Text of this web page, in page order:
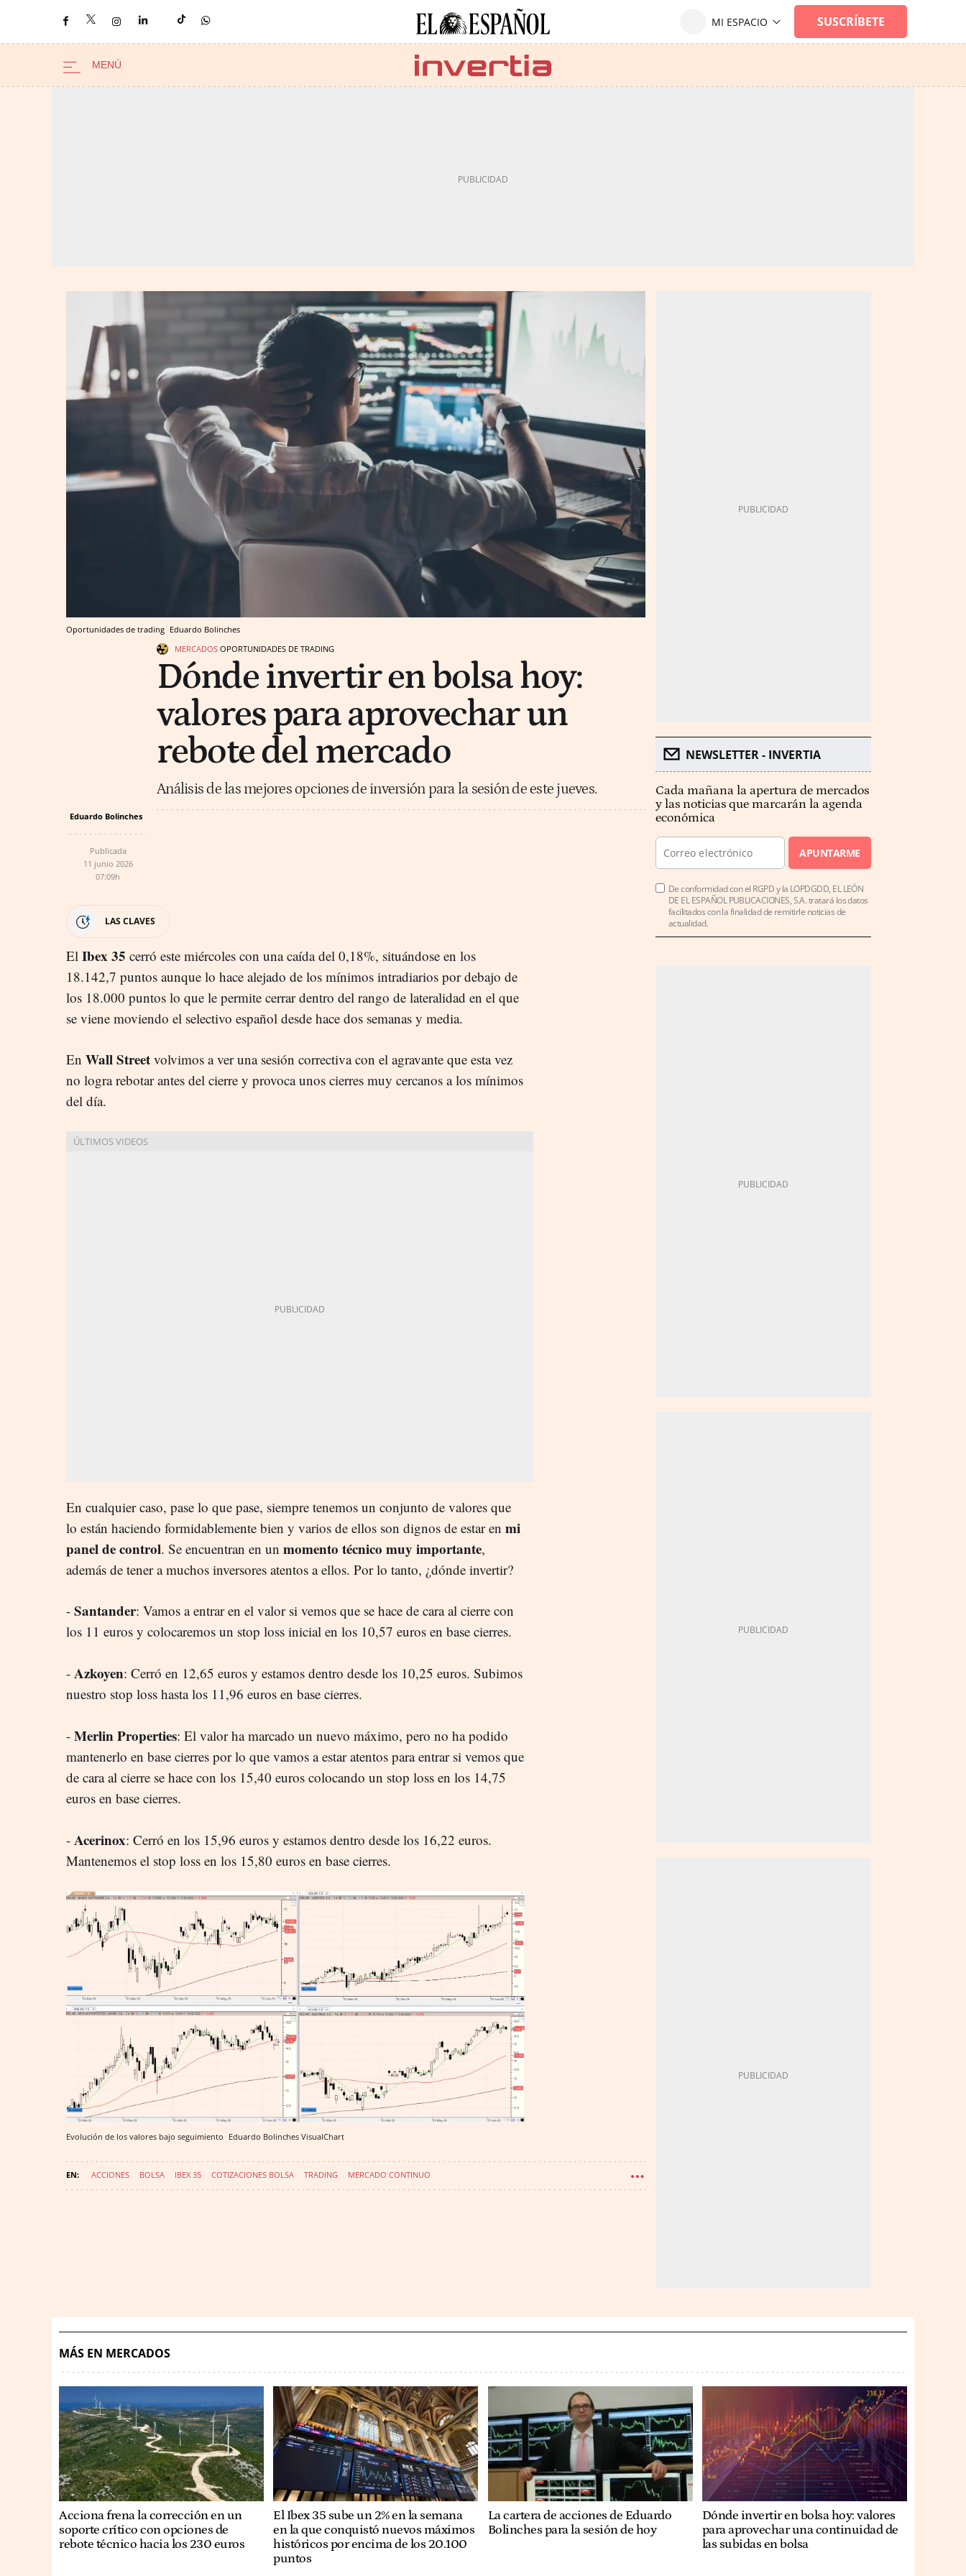
Oportunidades de trading Eduardo Bolinches
MERCADOS OPORTUNIDADES DE TRADING
Dónde invertir en bolsa hoy:
valores para aprovechar un
rebote del mercado
Análisis de las mejores opciones de inversión para la sesión de este jueves.
Eduardo Bolinches
Publicada
11 junio 2026
07:09h
LAS CLAVES
El Ibex 35 cerró este miércoles con una caída del 0,18%, situándose en los
18.142,7 puntos aunque lo hace alejado de los mínimos intradiarios por debajo de
los 18.000 puntos lo que le permite cerrar dentro del rango de lateralidad en el que
se viene moviendo el selectivo español desde hace dos semanas y media.
En Wall Street volvimos a ver una sesión correctiva con el agravante que esta vez
no logra rebotar antes del cierre y provoca unos cierres muy cercanos a los mínimos
del día.
En cualquier caso, pase lo que pase, siempre tenemos un conjunto de valores que
lo están haciendo formidablemente bien y varios de ellos son dignos de estar en mi
panel de control. Se encuentran en un momento técnico muy importante,
además de tener a muchos inversores atentos a ellos. Por lo tanto, ¿dónde invertir?
- Santander: Vamos a entrar en el valor si vemos que se hace de cara al cierre con
los 11 euros y colocaremos un stop loss inicial en los 10,57 euros en base cierres.
- Azkoyen: Cerró en 12,65 euros y estamos dentro desde los 10,25 euros. Subimos
nuestro stop loss hasta los 11,96 euros en base cierres.
- Merlin Properties: El valor ha marcado un nuevo máximo, pero no ha podido
mantenerlo en base cierres por lo que vamos a estar atentos para entrar si vemos que
de cara al cierre se hace con los 15,40 euros colocando un stop loss en los 14,75
euros en base cierres.
- Acerinox: Cerró en los 15,96 euros y estamos dentro desde los 16,22 euros.
Mantenemos el stop loss en los 15,80 euros en base cierres.
Evolución de los valores bajo seguimiento Eduardo Bolinches VisualChart
ACCIONES BOLSA IBEX 35 COTIZACIONES BOLSA TRADING MERCADO CONTINUO
NEWSLETTER - INVERTIA
Cada mañana la apertura de mercados
y las noticias que marcarán la agenda
económica
APUNTARME
De conformidad con el RGPD y la LOPDGDD, EL LEÓN
DE EL ESPAÑOL PUBLICACIONES, S.A. tratará los datos
facilitados con la finalidad de remitirle noticias de
actualidad.
MÁS EN MERCADOS
Acciona frena la corrección en un
soporte crítico con opciones de
rebote técnico hacia los 230 euros
El Ibex 35 sube un 2% en la semana
en la que conquistó nuevos máximos
históricos por encima de los 20.100
puntos
La cartera de acciones de Eduardo
Bolinches para la sesión de hoy
Dónde invertir en bolsa hoy: valores
para aprovechar una continuidad de
las subidas en bolsa